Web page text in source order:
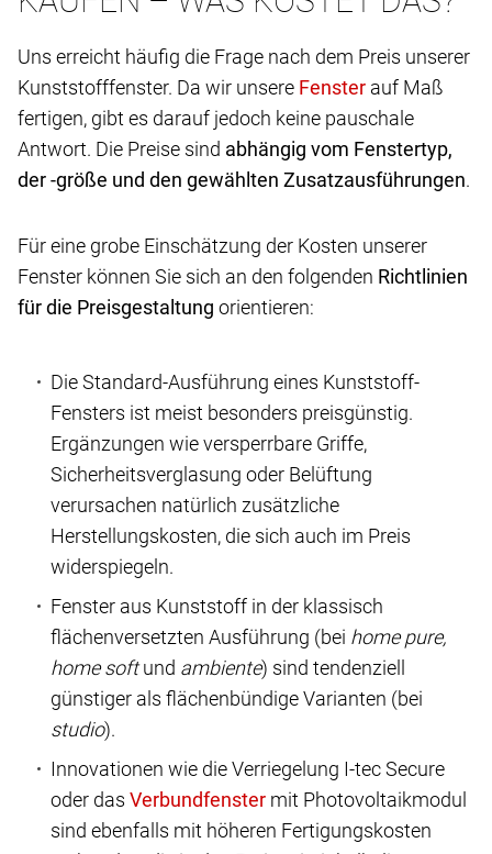
Uns erreicht häufig die Frage nach dem Preis unserer
Kunststofffenster. Da wir unsere
auf Maß
fertigen, gibt es darauf jedoch keine pauschale
Antwort. Die Preise sind abhängig vom Fenstertyp,
der -größe und den gewählten Zusatzausführungen.
Für eine grobe Einschätzung der Kosten unserer
Fenster können Sie sich an den folgenden Richtlinien
für die Preisgestaltung orientieren:
Die Standard-Ausführung eines Kunststoff-
Fensters ist meist besonders preisgünstig.
Ergänzungen wie versperrbare Griffe,
Sicherheitsverglasung oder Belüftung
verursachen natürlich zusätzliche
Herstellungskosten, die sich auch im Preis
widerspiegeln.
Fenster aus Kunststoff in der klassisch
flächenversetzten Ausführung (bei home pure,
home softund ambiente) sind tendenziell
günstiger als flächenbündige Varianten (bei
studio).
Innovationen wie die Verriegelung I-tec Secure
oder das
mit Photovoltaikmodul
sind ebenfalls mit höheren Fertigungskosten